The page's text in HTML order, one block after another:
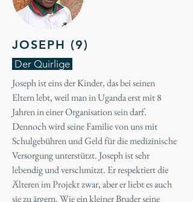
JOSEPH (9)
Der Quirlige
Joseph ist eins der Kinder, das bei seinen
Eltern lebt, weil man in Uganda erst mit 8
Jahren in einer Organisation sein darf.
Dennoch wird seine Familie von uns mit
Schulgebühren und Geld für die medizinische
Versorgung unterstützt. Joseph ist sehr
lebendig und verschmitzt. Er respektiert die
Älteren im Projekt zwar, aber er liebt es auch
sie zu ärgern. Wie ein kleiner Bruder seine